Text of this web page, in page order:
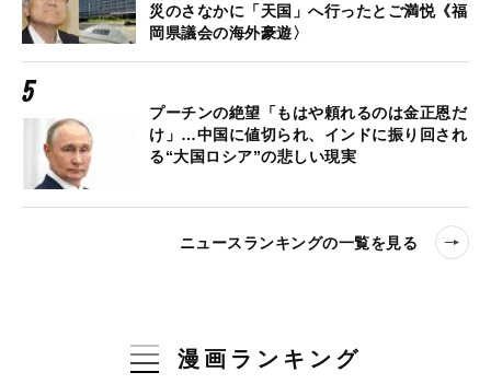
災のさなかに「天国」へ行ったとご満悦《福
岡県議会の海外豪遊〉
プーチンの絶望「もはや頼れるのは金正恩だ
け」…中国に値切られ、インドに振り回され
る“大国ロシア”の悲しい現実
ニュースランキングの一覧を見る
漫画ランキング